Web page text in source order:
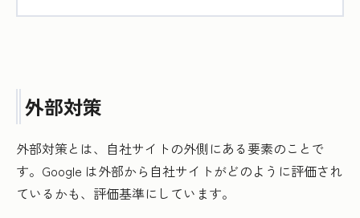
外部対策
外部対策とは、自社サイトの外側にある要素のことで
す。Google は外部から自社サイトがどのように評価され
ているかも、評価基準にしています。